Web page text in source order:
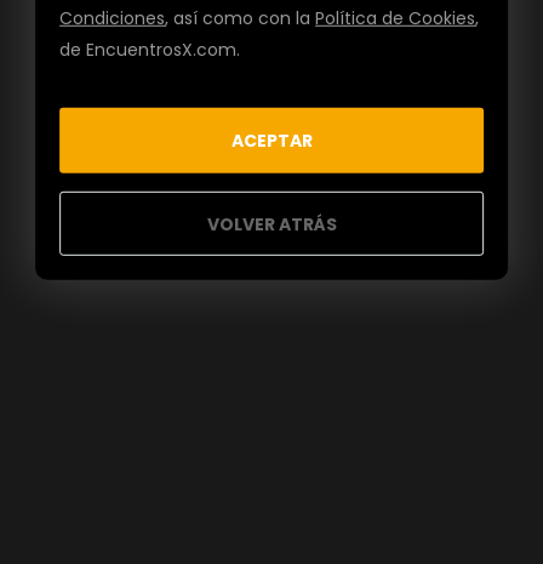
Condiciones, así como con laPolítica de Cookies,
de EncuentrosX.com.
ACEPTAR
VOLVER ATRÁS